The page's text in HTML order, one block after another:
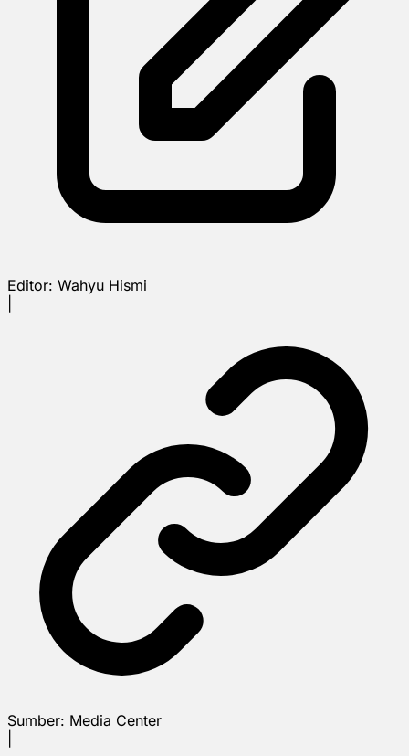
Editor: Wahyu Hismi
Sumber: Media Center